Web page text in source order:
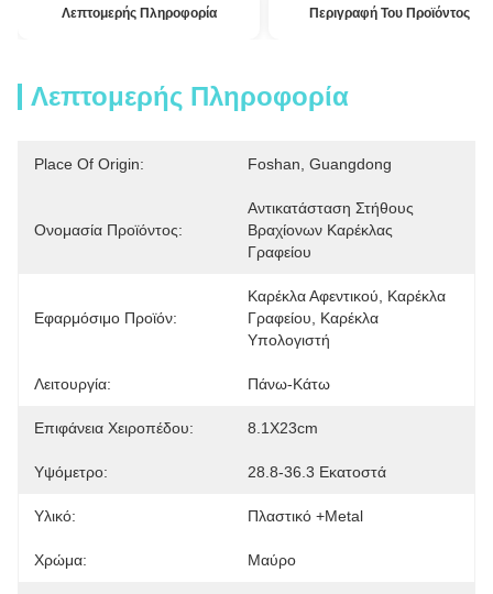
Λεπτομερής Πληροφορία Περιγραφή Του Προϊόντος
Λεπτομερής Πληροφορία
Place Of Origin: Foshan, Guangdong
Ονομασία Προϊόντος:
Αντικατάσταση Στήθους
Βραχίονων Καρέκλας
Γραφείου
Εφαρμόσιμο Προϊόν:
Καρέκλα Αφεντικού, Καρέκλα
Γραφείου, Καρέκλα
Υπολογιστή
Λειτουργία: Πάνω-Κάτω
Επιφάνεια Χειροπέδου: 8.1X23cm
Υψόμετρο: 28.8-36.3 Εκατοστά
Υλικό: Πλαστικό +Metal
Χρώμα: Μαύρο